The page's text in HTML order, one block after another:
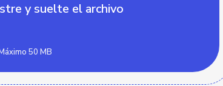
y suelte el archivo
50 MB